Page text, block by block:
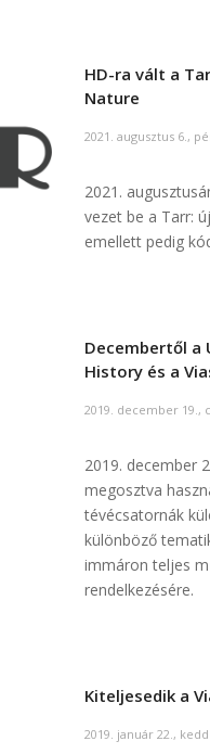
HD-ra vált a
Nature
2021. augusztus 6.,
2021.
vezet be a Tarr:
emellett pedig
Decembertől a
History és a
2019. december 19.,
2019. december
megosztva
tévécsatornák
különböző
immáron teljes
rendelkezésére.
Kiteljesedik a
2019. január 22., kedd